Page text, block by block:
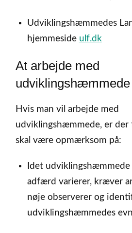
Udviklingshæmmedes
hjemmeside ulf.dk
At arbejde med
udviklingshæmmede
Hvis man vil arbejde med
udviklingshæmmede, er der
skal være opmærksom på:
Idet udviklingshæmmede
adfærd varierer, kræver
nøje observerer og
udviklingshæmmedes